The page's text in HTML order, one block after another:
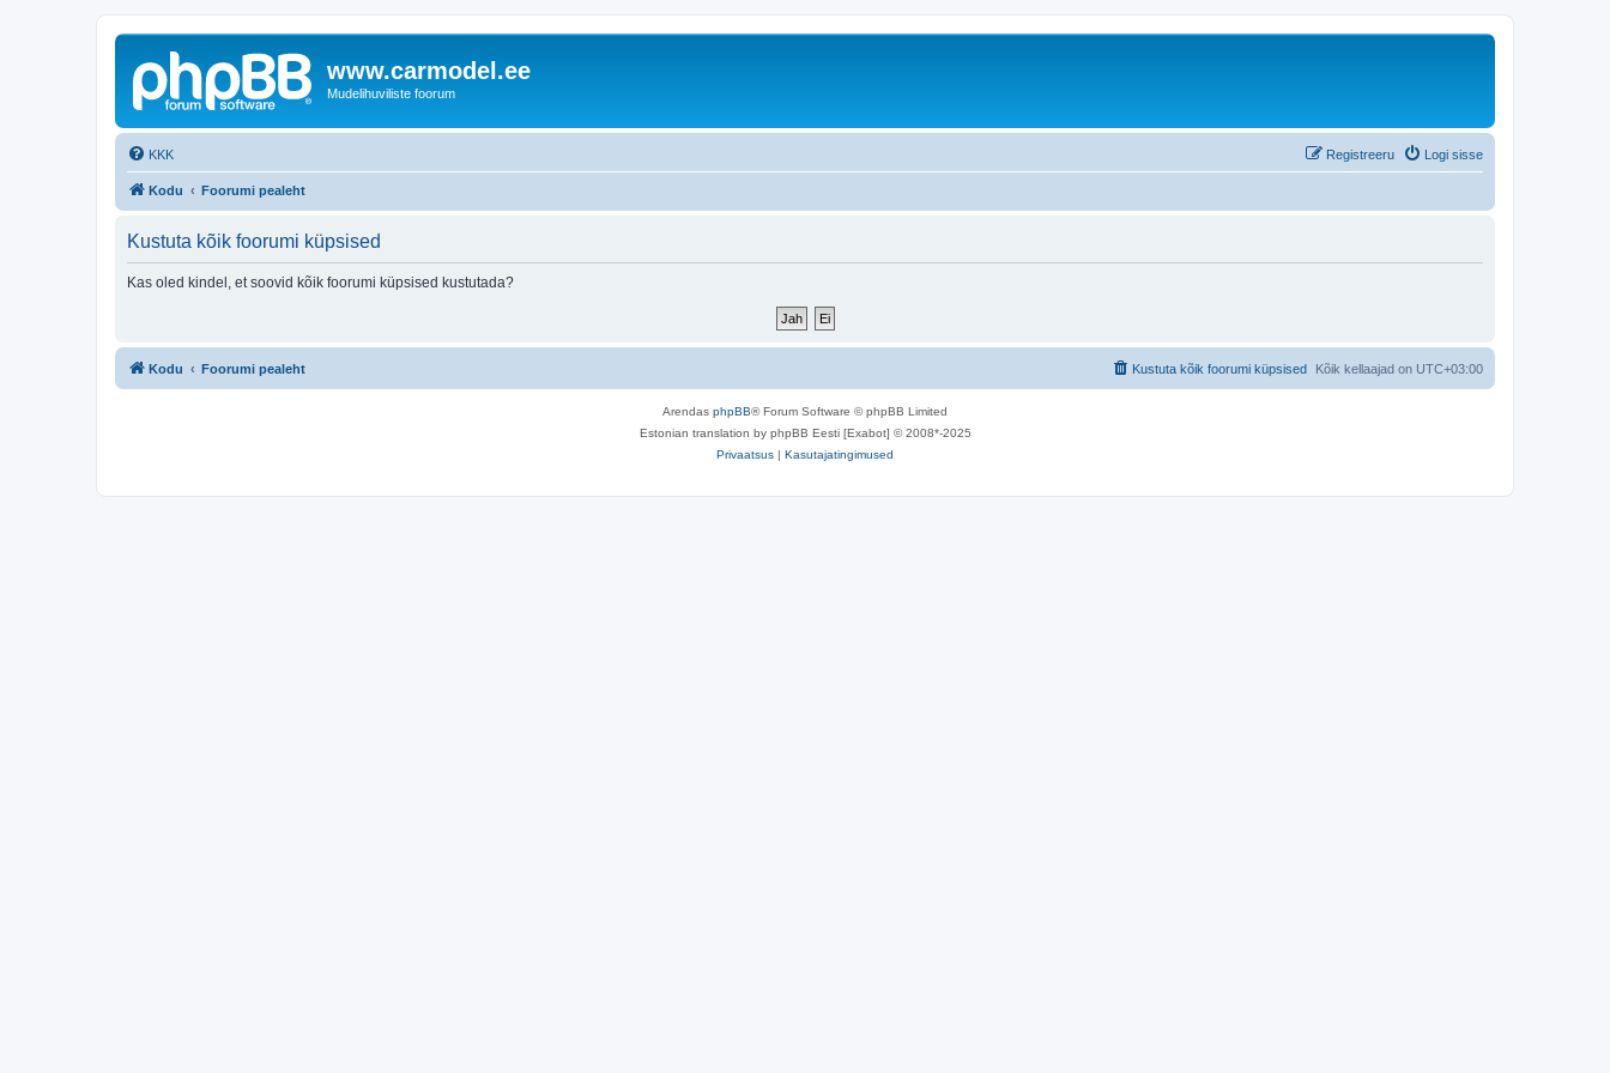
www.carmodel.ee
Mudelihuviliste foorum
KKK Logi sisse
Registreeru
Kodu Foorumi pealeht
Kustuta kõik foorumi küpsised
Kas oled kindel, et soovid kõik foorumi küpsised kustutada?
Kodu Foorumi pealeht Kõik kellaajad on UTC+03:00
Kustuta kõik foorumi küpsised
Arendas phpBB® Forum Software © phpBB Limited
Estonian translation by phpBB Eesti [Exabot] © 2008*-2025
Privaatsus | Kasutajatingimused